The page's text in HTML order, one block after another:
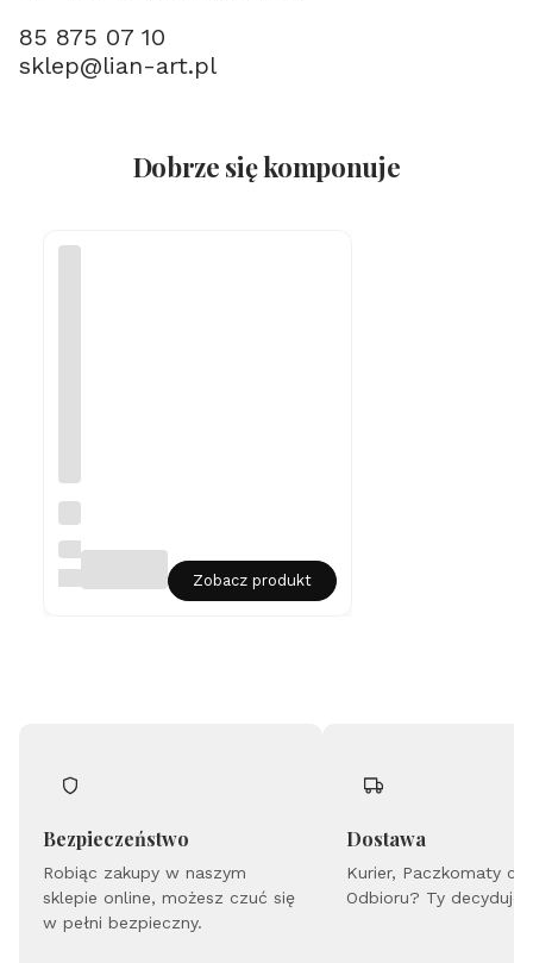
85 875 07 10
sklep@lian-art.pl
Dobrze się komponuje
N
as
jni
k
nu
la
Fa
zy
Ks
ię
ży
ca
LIAN
Zobacz produkt
Bezpieczeństwo
Robiąc zakupy w naszym
sklepie online, możesz czuć się
w pełni bezpieczny.
Dostawa
Kurier, Paczkomaty
Odbioru? Ty